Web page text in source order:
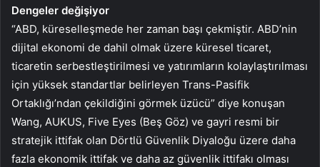
Dengeler değişiyor
“ABD, küreselleşmede her zaman başı çekmiştir. ABD’nin
dijital ekonomi de dahil olmak üzere küresel ticaret,
ticaretin serbestleştirilmesi ve yatırımların kolaylaştırılması
için yüksek standartlar belirleyen Trans-Pasifik
Ortaklığı’ndan çekildiğini görmek üzücü” diye konuşan
Wang, AUKUS, Five Eyes (Beş Göz) ve gayri resmi bir
stratejik ittifak olan Dörtlü Güvenlik Diyaloğu üzere daha
fazla ekonomik ittifak ve daha az güvenlik ittifakı olması